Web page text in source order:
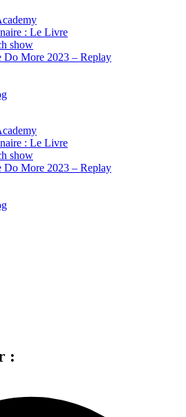
: Le Livre
show
Do More 2023 – Replay
: Le Livre
show
Do More 2023 – Replay
: